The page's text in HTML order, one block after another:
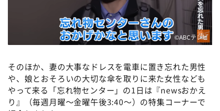
©️ABCテレビ
そのほか、妻の大事なドレスを電車に置き忘れた男性
や、娘とおそろいの大切な傘を取りに来た女性なども
やって来る「忘れ物センター」の1日は『newsおかえ
り』（毎週月曜〜金曜午後3:40〜）の特集コーナーで